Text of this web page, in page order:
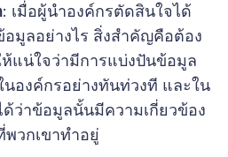
: เมื่อผู้นำองค์กรตัดสินใจได้
อมูลอย่างไร สิ่งสำคัญคือต้อง
ห้แน่ใจว่ามีการแบ่งปันข้อมูล
องค์กรอย่างทันท่วงที และใน
ว่าข้อมูลนั้นมีความเกี่ยวข้อง
วกเขาทำอยู่